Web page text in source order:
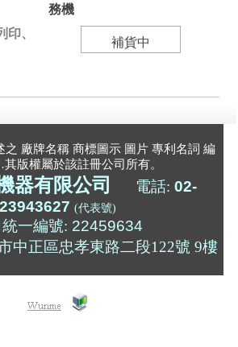
、
務機
補貨中
之 廠牌名稱 商標圖示 圖片 專利名詞 編
版權屬於該註冊公司所有。
器有限公司 電話: 02-
23943627 (代表號)
一編號: 22459634
中正區忠孝東路二段122號 9樓